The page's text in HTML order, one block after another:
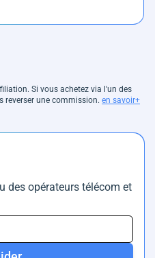
Si vous achetez via l'un des
reverser une commission. en savoir+
des opérateurs télécom et